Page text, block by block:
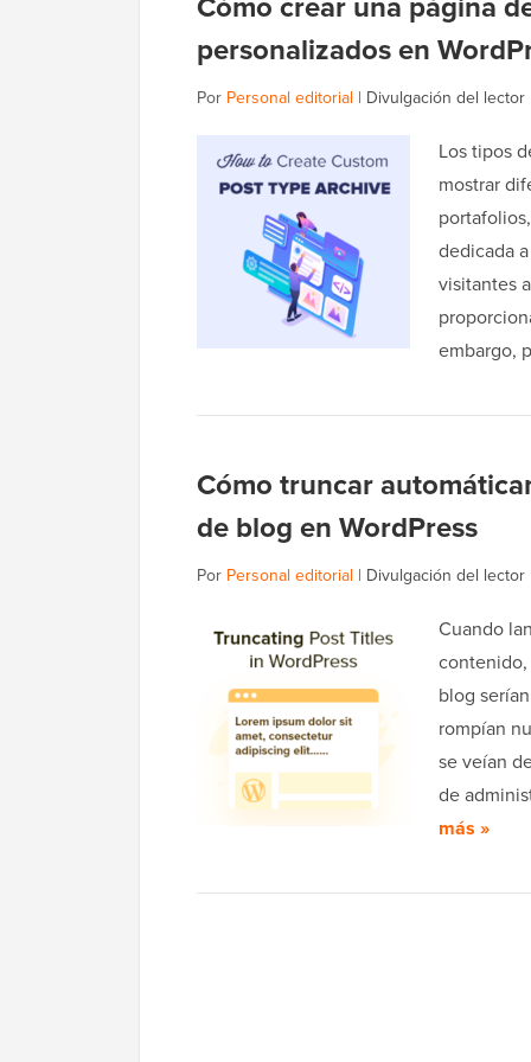
personalizados en
Por Personal editorial | Divulgación del lector
Los tipos
mostrar
dedicada
visitantes
embargo,
Cómo truncar
de blog en WordPress
Por Personal editorial | Divulgación del lector
Cuando
blog
rompían
se veían
de
más »